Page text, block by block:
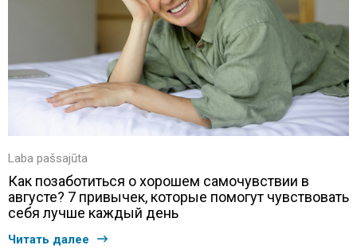
Laba pašsajūta
Как позаботиться о хорошем самочувствии в
августе? 7 привычек, которые помогут чувствовать
себя лучше каждый день
Читать далее